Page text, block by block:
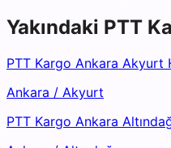
Yakındaki PTT
PTT Kargo Ankara Akyurt
Ankara / Akyurt
PTT Kargo Ankara